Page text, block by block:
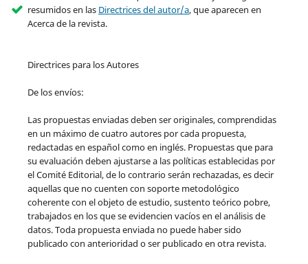
resumidos en las Directrices del autor/a, que aparecen en
Acerca de la revista.
Directrices para los Autores
De los envíos:
Las propuestas enviadas deben ser originales, comprendidas
en un máximo de cuatro autores por cada propuesta,
redactadas en español como en inglés. Propuestas que para
su evaluación deben ajustarse a las políticas establecidas por
el Comité Editorial, de lo contrario serán rechazadas, es decir
aquellas que no cuenten con soporte metodológico
coherente con el objeto de estudio, sustento teórico pobre,
trabajados en los que se evidencien vacíos en el análisis de
datos. Toda propuesta enviada no puede haber sido
publicado con anterioridad o ser publicado en otra revista.